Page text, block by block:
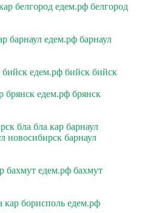
белгород едем.рф белгород
барнаул едем.рф барнаул
бийск едем.рф бийск бийск
брянск едем.рф брянск
бла бла кар барнаул
новосибирск барнаул
бахмут едем.рф бахмут
кар борисполь едем.рф